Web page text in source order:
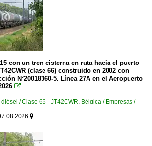
con un tren cisterna en ruta hacia el puerto
(clase 66) construido en 2002 con
N°20018360-5. Línea 27A en el Aeropuerto

/ Clase 66 - JT42CWR, Bélgica / Empresas /
